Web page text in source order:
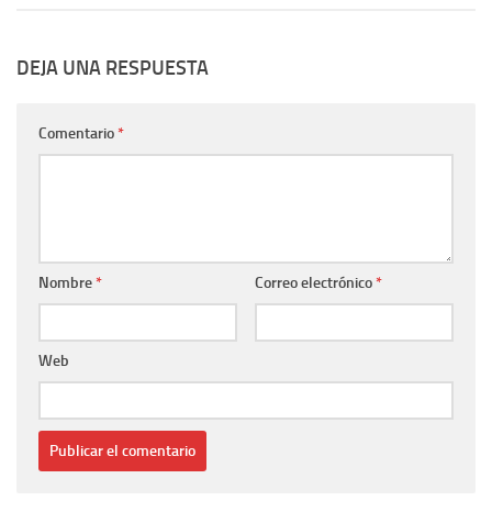
DEJA UNA RESPUESTA
Comentario*
Nombre* Correo electrónico*
Web